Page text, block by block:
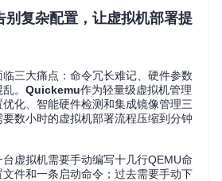
别复杂配置，让虚拟机部署提
三大痛点：命令冗长难记、硬件参数
。 Quickemu作为轻量级虚拟机管理
化、智能硬件检测和集成镜像管理三
数小时的虚拟机部署流程压缩到分钟
虚拟机需要手动编写十几行QEMU命
件和一条启动命令；过去需要手动下